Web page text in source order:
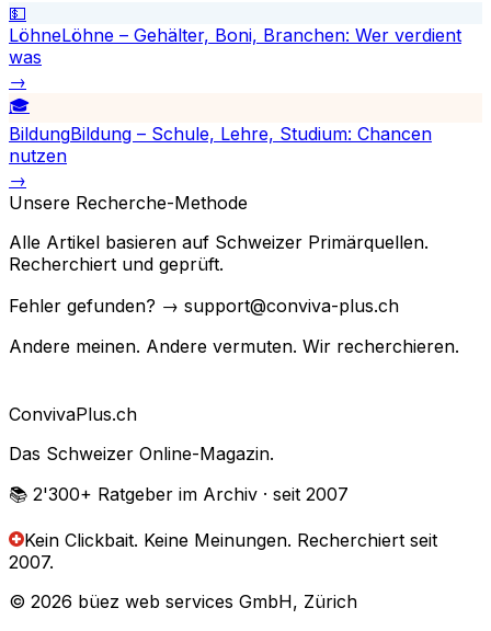
💵
LöhneLöhne – Gehälter, Boni, Branchen: Wer verdient
was
→
🎓
BildungBildung – Schule, Lehre, Studium: Chancen
nutzen
→
Unsere Recherche-Methode
Alle Artikel basieren auf Schweizer Primärquellen.
Recherchiert und geprüft.
Fehler gefunden? → support@conviva-plus.ch
Andere meinen. Andere vermuten. Wir recherchieren.
ConvivaPlus.ch
Das Schweizer Online-Magazin.
📚 2'300+ Ratgeber im Archiv · seit 2007
Kein Clickbait. Keine Meinungen. Recherchiert seit
2007.
© 2026 büez web services GmbH, Zürich